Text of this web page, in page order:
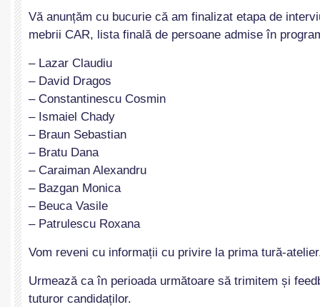
Vă anunțăm cu bucurie că am finalizat etapa de
mebrii CAR, lista finală de persoane admise în
– Lazar Claudiu
– David Dragos
– Constantinescu Cosmin
– Ismaiel Chady
– Braun Sebastian
– Bratu Dana
– Caraiman Alexandru
– Bazgan Monica
– Beuca Vasile
– Patrulescu Roxana
Vom reveni cu informații cu privire la prima tură-
Urmează ca în perioada următoare să trimitem și
tuturor candidaților.